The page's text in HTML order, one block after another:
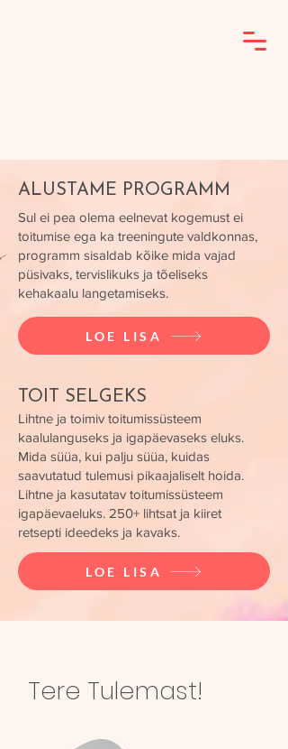
ALUSTAME PROGRAMM
Sul ei pea olema eelnevat kogemust ei
toitumise ega ka treeningute valdkonnas,
programm sisaldab kõike mida vajad
püsivaks, tervislikuks ja tõeliseks
kehakaalu langetamiseks.
LOE LISA
TOIT SELGEKS
Lihtne ja toimiv toitumissüsteem
kaalulanguseks ja igapäevaseks eluks.
Mida süüa, kui palju süüa, kuidas
saavutatud tulemusi pikaajaliselt hoida.
Lihtne ja kasutatav toitumissüsteem
igapäevaeluks. 250+ lihtsat ja kiiret
retsepti ideedeks ja kavaks.
LOE LISA
Tere Tulemast!